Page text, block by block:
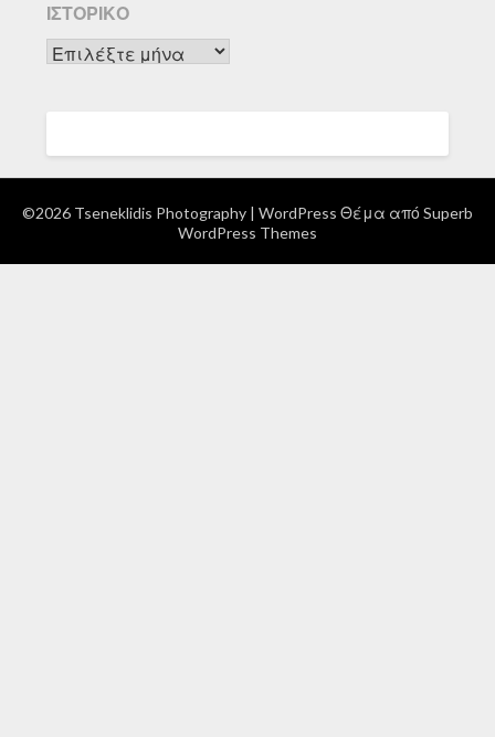
ΙΣΤΟΡΙΚΌ
Ιστορικό
©2026 Tseneklidis Photography | WordPress Θέμα από Superb
WordPress Themes